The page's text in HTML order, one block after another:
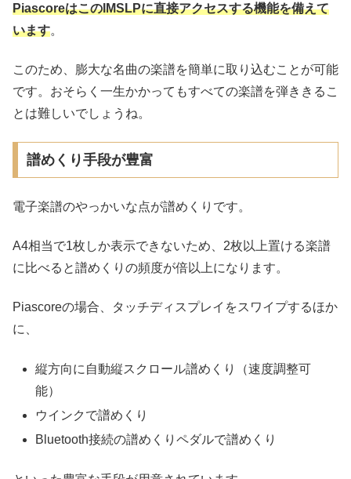
PiascoreはこのIMSLPに直接アクセスする機能を備えて
います。
このため、膨大な名曲の楽譜を簡単に取り込むことが可能
です。おそらく一生かかってもすべての楽譜を弾ききるこ
とは難しいでしょうね。
譜めくり手段が豊富
電子楽譜のやっかいな点が譜めくりです。
A4相当で1枚しか表示できないため、2枚以上置ける楽譜
に比べると譜めくりの頻度が倍以上になります。
Piascoreの場合、タッチディスプレイをスワイプするほか
に、
縦方向に自動縦スクロール譜めくり（速度調整可
能）
ウインクで譜めくり
Bluetooth接続の譜めくりペダルで譜めくり